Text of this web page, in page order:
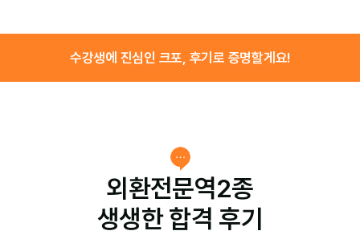
수강생에 진심인 크포, 후기로 증명할게요!
외환전문역2종
생생한 합격 후기